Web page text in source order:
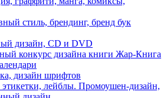
стиль, брендинг, бренд бук
дизайн, СD и DVD
конкурс дизайна книги Жар-Книга
дизайн шрифтов
этикетки, лейблы. Промоушен-дизайн,